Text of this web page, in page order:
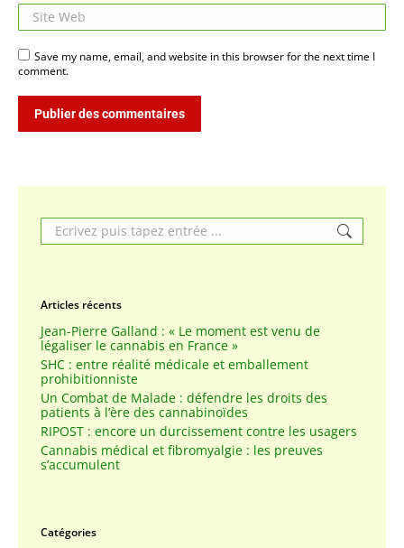
Site Web
Save my name, email, and website in this browser for the next time I
comment.
Publier des commentaires
Search:
Articles récents
Jean-Pierre Galland : « Le moment est venu de
légaliser le cannabis en France »
SHC : entre réalité médicale et emballement
prohibitionniste
Un Combat de Malade : défendre les droits des
patients à l’ère des cannabinoïdes
RIPOST : encore un durcissement contre les usagers
Cannabis médical et fibromyalgie : les preuves
s’accumulent
Catégories